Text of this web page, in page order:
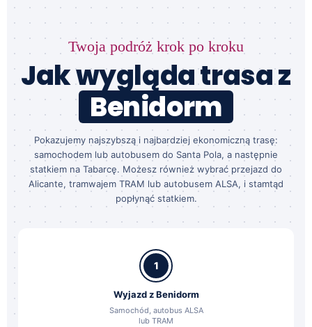
Twoja podróż krok po kroku
Jak wygląda trasa z
Benidorm
Pokazujemy najszybszą i najbardziej ekonomiczną trasę:
samochodem lub autobusem do Santa Pola, a następnie
statkiem na Tabarcę. Możesz również wybrać przejazd do
Alicante, tramwajem TRAM lub autobusem ALSA, i stamtąd
popłynąć statkiem.
1
Wyjazd z Benidorm
Samochód, autobus ALSA
lub TRAM